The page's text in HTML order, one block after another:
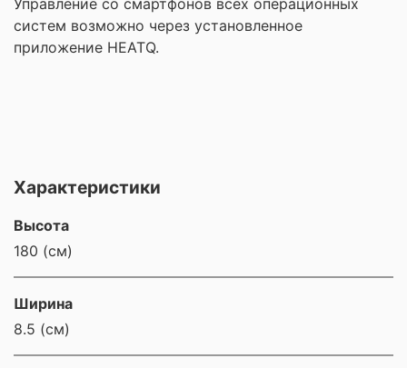
Управление со смартфонов всех операционных
систем возможно через установленное
приложение HEATQ.
Характеристики
Высота
180 (см)
Ширина
8.5 (cм)